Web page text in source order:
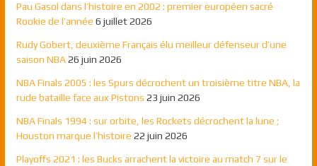
Pau Gasol dans l’histoire en 2002 : premier européen sacré
Rookie de l’année 6 juillet 2026
Rudy Gobert, deuxième Français élu meilleur défenseur d’une
saison NBA 26 juin 2026
NBA Finals 2005 : les Spurs décrochent un troisième titre NBA, la
rude bataille face aux Pistons 23 juin 2026
NBA Finals 1994 : sur orbite, les Rockets décrochent la lune ;
Houston marque l’histoire 22 juin 2026
Playoffs 2021 : les Bucks arrachent la victoire au match 7 sur le